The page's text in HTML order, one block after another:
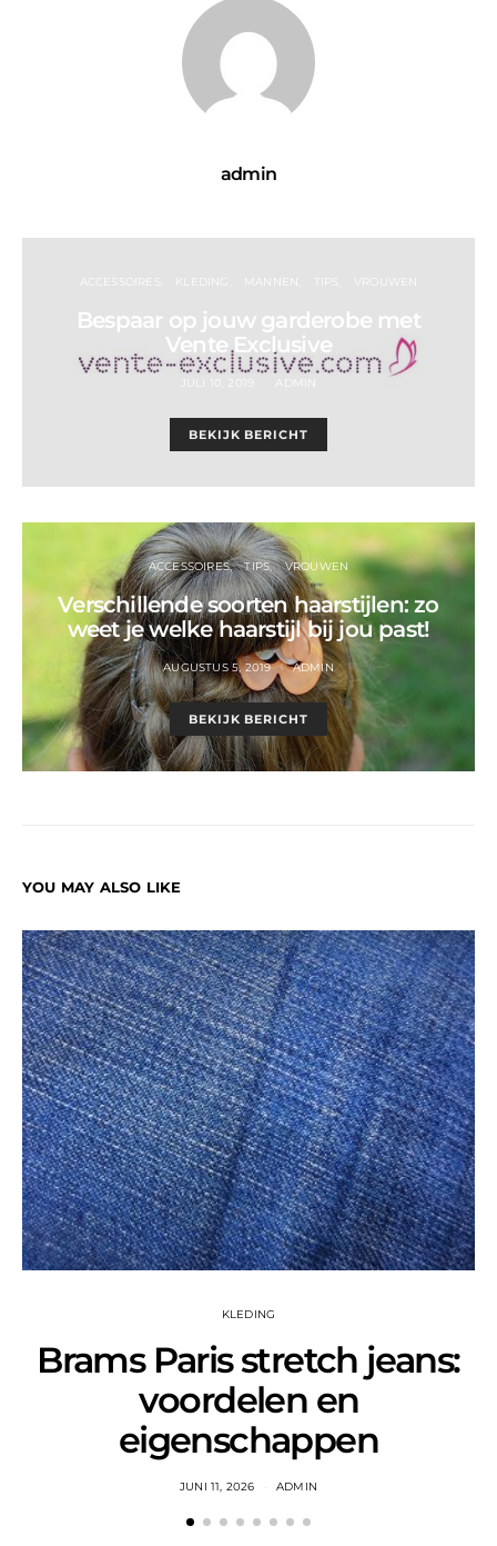
admin
ACCESSOIRES KLEDING MANNEN TIPS VROUWEN
Bespaar op jouw garderobe met
Vente Exclusive
JULI 10, 2019 ADMIN
BEKIJK BERICHT
ACCESSOIRES TIPS VROUWEN
Verschillende soorten haarstijlen: zo
weet je welke haarstijl bij jou past!
AUGUSTUS 5, 2019 ADMIN
BEKIJK BERICHT
YOU MAY ALSO LIKE
KLEDING
Brams Paris stretch jeans:
voordelen en
eigenschappen
JUNI 11, 2026 ADMIN